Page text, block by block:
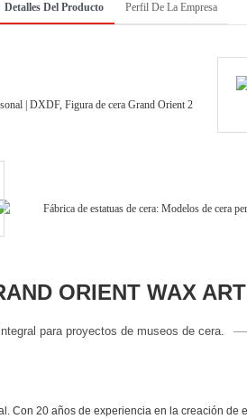
Detalles Del Producto Perfil De La Empresa
ORIENT WAX
para proyectos de museos de cera.
Con 20 años de experiencia en la creación